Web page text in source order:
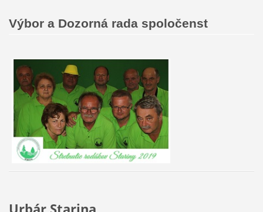
Výbor a Dozorná rada spoločenst